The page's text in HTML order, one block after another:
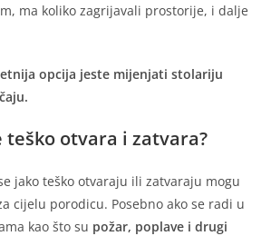
ma koliko zagrijavali prostorije, i dalje
opcija jeste mijenjati stolariju
teško otvara i zatvara?
jako teško otvaraju ili zatvaraju mogu
cijelu porodicu. Posebno ako se radi u
kao što su požar, poplave i drugi